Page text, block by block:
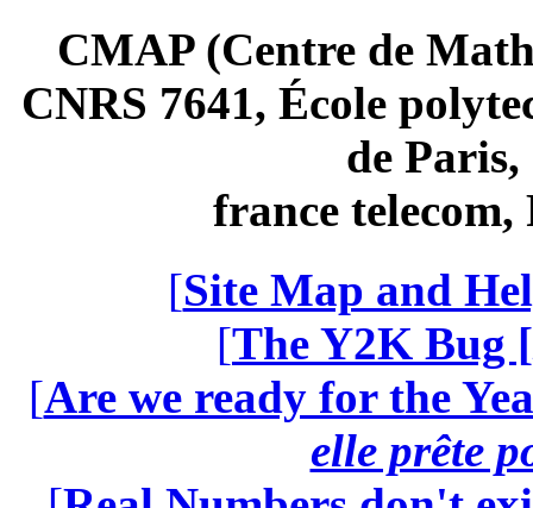
CMAP (Centre de
CNRS 7641, École
de
france telecom,
[Site Map and
[The Y2K Bug [
[Are we ready for the
elle prête